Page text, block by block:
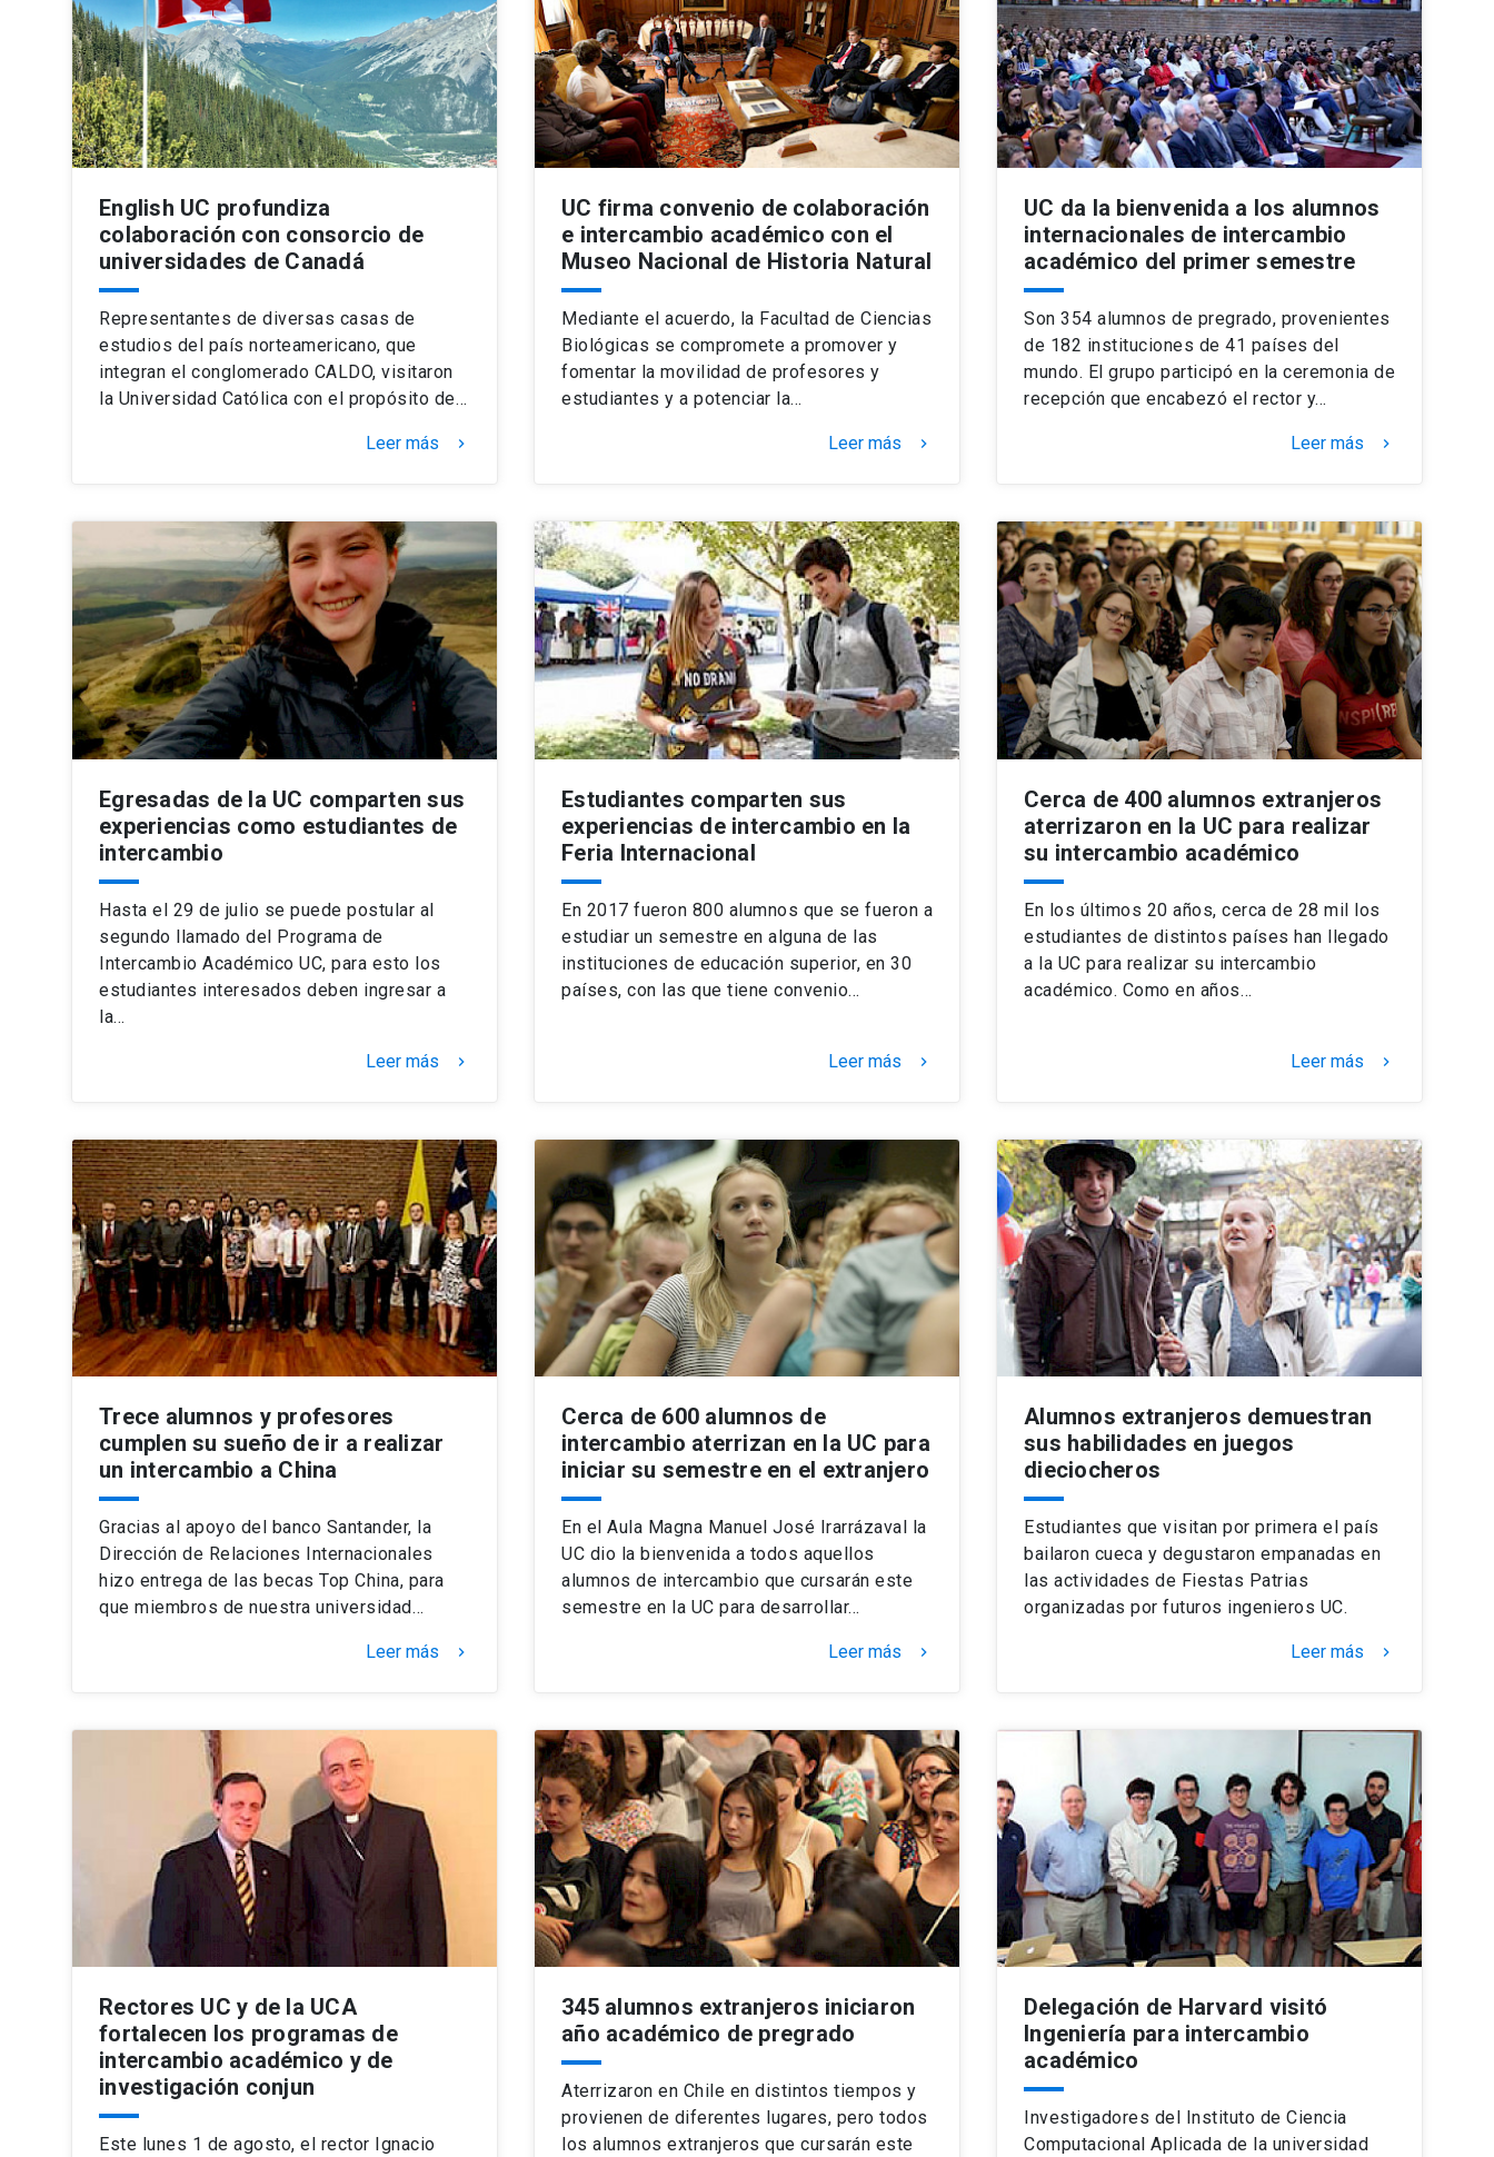
English UC profundiza
colaboración con consorcio de
universidades de Canadá
Representantes de diversas casas de
estudios del país norteamericano, que
integran el conglomerado CALDO, visitaron
la Universidad Católica con el propósito de…
Leer más keyboard_arrow_right
UC firma convenio de colaboración
e intercambio académico con el
Museo Nacional de Historia Natural
Mediante el acuerdo, la Facultad de Ciencias
Biológicas se compromete a promover y
fomentar la movilidad de profesores y
estudiantes y a potenciar la…
Leer más keyboard_arrow_right
UC da la bienvenida a los alumnos
internacionales de intercambio
académico del primer semestre
Son 354 alumnos de pregrado, provenientes
de 182 instituciones de 41 países del
mundo. El grupo participó en la ceremonia de
recepción que encabezó el rector y…
Leer más keyboard_arrow_right
Egresadas de la UC comparten sus
experiencias como estudiantes de
intercambio
Hasta el 29 de julio se puede postular al
segundo llamado del Programa de
Intercambio Académico UC, para esto los
estudiantes interesados deben ingresar a
la…
Leer más keyboard_arrow_right
Estudiantes comparten sus
experiencias de intercambio en la
Feria Internacional
En 2017 fueron 800 alumnos que se fueron a
estudiar un semestre en alguna de las
instituciones de educación superior, en 30
países, con las que tiene convenio…
Leer más keyboard_arrow_right
Cerca de 400 alumnos extranjeros
aterrizaron en la UC para realizar
su intercambio académico
En los últimos 20 años, cerca de 28 mil los
estudiantes de distintos países han llegado
a la UC para realizar su intercambio
académico. Como en años…
Leer más keyboard_arrow_right
Trece alumnos y profesores
cumplen su sueño de ir a realizar
un intercambio a China
Gracias al apoyo del banco Santander, la
Dirección de Relaciones Internacionales
hizo entrega de las becas Top China, para
que miembros de nuestra universidad…
Leer más keyboard_arrow_right
Cerca de 600 alumnos de
intercambio aterrizan en la UC para
iniciar su semestre en el extranjero
En el Aula Magna Manuel José Irarrázaval la
UC dio la bienvenida a todos aquellos
alumnos de intercambio que cursarán este
semestre en la UC para desarrollar…
Leer más keyboard_arrow_right
Alumnos extranjeros demuestran
sus habilidades en juegos
dieciocheros
Estudiantes que visitan por primera el país
bailaron cueca y degustaron empanadas en
las actividades de Fiestas Patrias
organizadas por futuros ingenieros UC.
Leer más keyboard_arrow_right
Rectores UC y de la UCA
fortalecen los programas de
intercambio académico y de
investigación conjun
Este lunes 1 de agosto, el rector Ignacio
345 alumnos extranjeros iniciaron
año académico de pregrado
Aterrizaron en Chile en distintos tiempos y
provienen de diferentes lugares, pero todos
los alumnos extranjeros que cursarán este
Delegación de Harvard visitó
Ingeniería para intercambio
académico
Investigadores del Instituto de Ciencia
Computacional Aplicada de la universidad